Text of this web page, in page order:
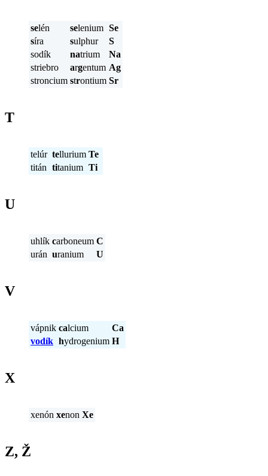
selén selenium Se
síra sulphur
S
sodík
natrium
Na
striebro
argentum Ag
stroncium strontium Sr
T
telúr tellurium Te
titán titanium Ti
U
uhlík carboneum C
urán uranium U
V
vápnik calcium
Ca
vodík hydrogenium H
X
xenón xenon Xe
Z, Ž